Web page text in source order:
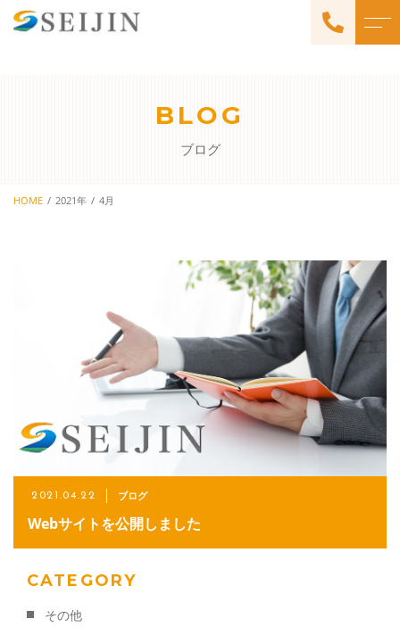
福祉用具レンタル
訪問フットケア・巻き爪補
生前整理・遺品整理
よくある質問
当社からのお知らせ
ご依頼・お問い合わせ
042-767-5901
メールでのお問い合わせ
CONTACT
BLOG
ブログ
HOME 2021年 4月
2021.04.22 ブログ
Webサイトを公開しました
CATEGORY
その他